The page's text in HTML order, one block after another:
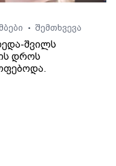
• შემთხვევა
შვილს
დროს